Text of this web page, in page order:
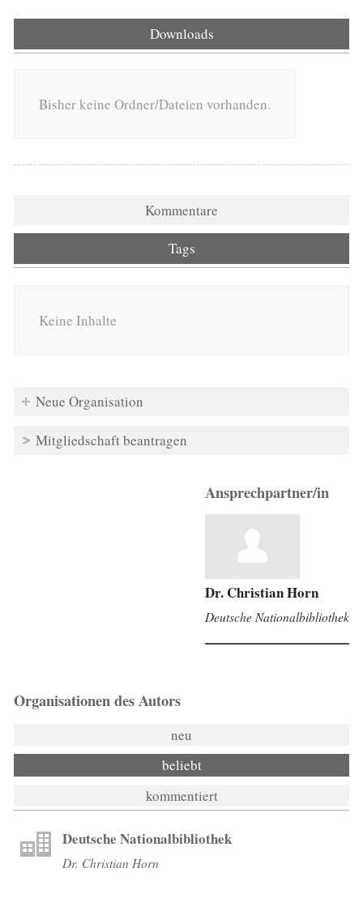
Downloads
Bisher keine Ordner/Dateien vorhanden.
Kommentare
Tags
Keine Inhalte
Neue Organisation
Mitgliedschaft beantragen
Ansprechpartner/in
Dr. Christian Horn
Deutsche Nationalbibliothek
Organisationen des Autors
neu
beliebt
kommentiert
Deutsche Nationalbibliothek
Dr. Christian Horn